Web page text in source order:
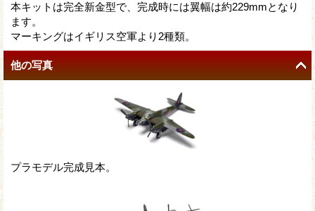
本キットは完全新金型で、完成時には翼幅は約229mmとなり
ます。
マーキングはイギリス空軍より2種類。
他の写真
プラモデル完成見本。